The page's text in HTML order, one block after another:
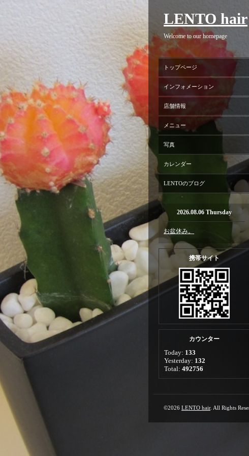
LENTO hair
Welcome to our homepage
トップページ
インフォメーション
店舗情報
メニュー
写真
カレンダー
LENTOのブログ
2026.08.06 Thursday
お盆休み。
携帯サイト
カウンター
Today: 133
Yesterday: 132
Total: 492756
©2026 LENTO hair. All Rights